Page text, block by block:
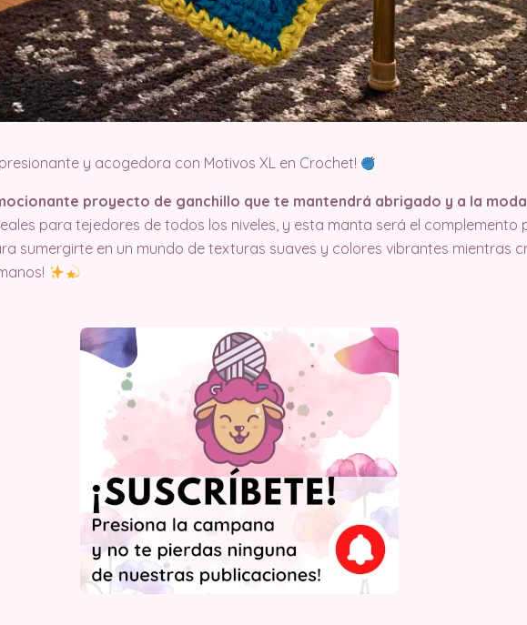
y acogedora con Motivos XL en Crochet!
proyecto de ganchillo que te mantendrá abrigado y a la
para tejedores de todos los niveles, y esta manta será el complemento
sumergirte en un mundo de texturas suaves y colores vibrantes mientras